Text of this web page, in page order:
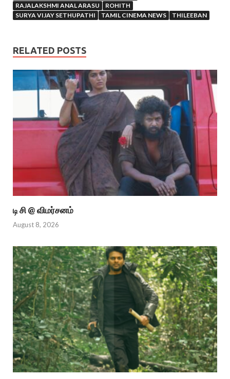
RAJALAKSHMI ANAL ARASU
ROHITH
SURYA VIJAY SETHUPATHI
TAMIL CINEMA NEWS THILEEBAN
RELATED POSTS
டி சி @ விமர்சனம்
August 8, 2026